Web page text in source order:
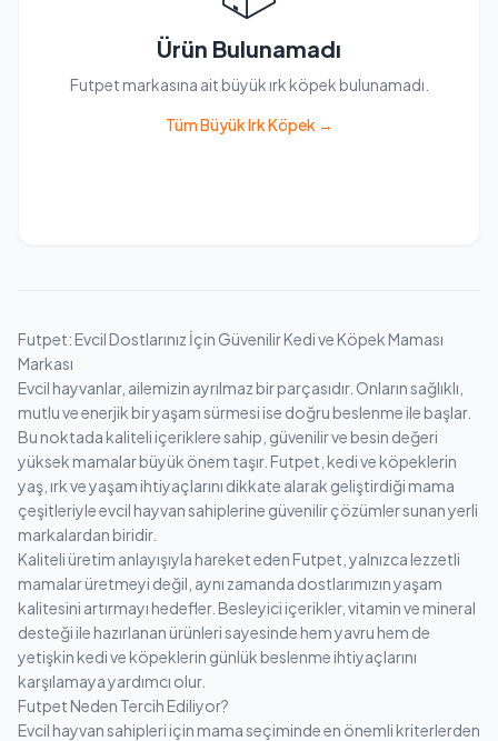
Ürün Bulunamadı
Futpet markasına ait büyük ırk köpek bulunamadı.
Tüm Büyük Irk Köpek →
Futpet: Evcil Dostlarınız İçin Güvenilir Kedi ve Köpek Maması
Markası
Evcil hayvanlar, ailemizin ayrılmaz bir parçasıdır. Onların sağlıklı,
mutlu ve enerjik bir yaşam sürmesi ise doğru beslenme ile başlar.
Bu noktada kaliteli içeriklere sahip, güvenilir ve besin değeri
yüksek mamalar büyük önem taşır. Futpet, kedi ve köpeklerin
yaş, ırk ve yaşam ihtiyaçlarını dikkate alarak geliştirdiği mama
çeşitleriyle evcil hayvan sahiplerine güvenilir çözümler sunan yerli
markalardan biridir.
Kaliteli üretim anlayışıyla hareket eden Futpet, yalnızca lezzetli
mamalar üretmeyi değil, aynı zamanda dostlarımızın yaşam
kalitesini artırmayı hedefler. Besleyici içerikler, vitamin ve mineral
desteği ile hazırlanan ürünleri sayesinde hem yavru hem de
yetişkin kedi ve köpeklerin günlük beslenme ihtiyaçlarını
karşılamaya yardımcı olur.
Futpet Neden Tercih Ediliyor?
Evcil hayvan sahipleri için mama seçiminde en önemli kriterlerden